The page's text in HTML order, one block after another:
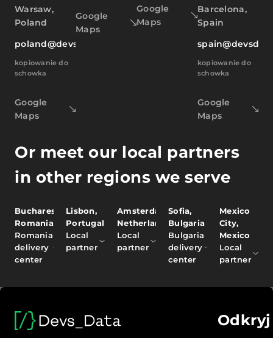
Warsaw,
Poland
poland@devsdata.com
kopiowanie do
schowka
Google
Maps
Google
Maps
Google
Maps
Barcelona,
Spain
kopiowanie do
schowka
Google
Maps
Or meet our local partners
in other regions we serve
Bucharest,
Romania
Romania
delivery
center
Lisbon,
Portugal
Local
partner
Amsterdam,
Netherlands
Local
partner
Sofia,
Bulgaria
Bulgaria
delivery
center
Mexico
City,
Mexico
Local
partner
Odkryj